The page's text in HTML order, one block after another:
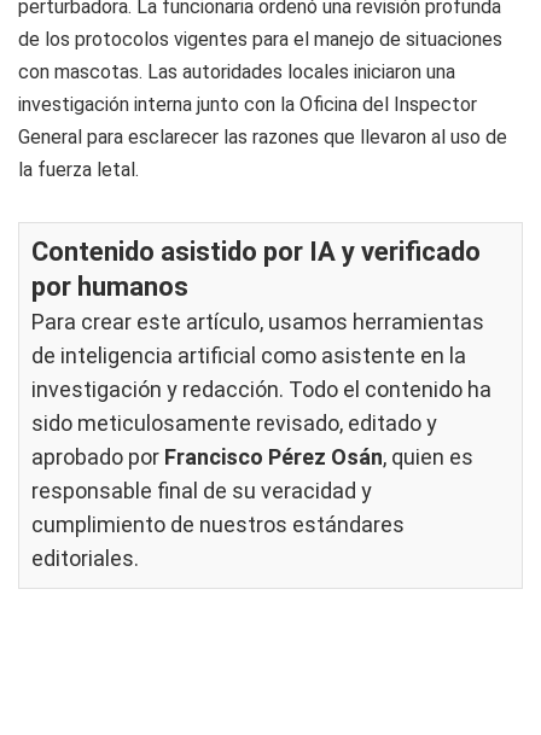
perturbadora. La funcionaria ordenó una revisión profunda
de los protocolos vigentes para el manejo de situaciones
con mascotas. Las autoridades locales iniciaron una
investigación interna junto con la Oficina del Inspector
General para esclarecer las razones que llevaron al uso de
la fuerza letal.
Contenido asistido por IA y verificado
por humanos
Para crear este artículo, usamos herramientas
de inteligencia artificial como asistente en la
investigación y redacción. Todo el contenido ha
sido meticulosamente revisado, editado y
aprobado por Francisco Pérez Osán, quien es
responsable final de su veracidad y
cumplimiento de nuestros estándares
editoriales.